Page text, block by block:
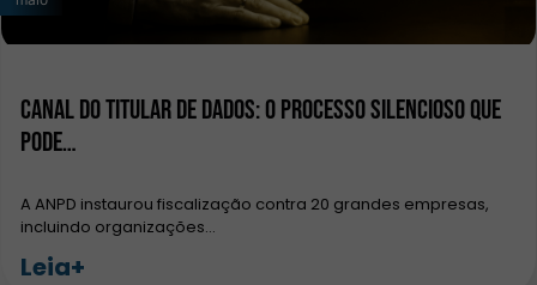
Canal do titular de dados: o processo silencioso que
pode…
A ANPD instaurou fiscalização contra 20 grandes empresas,
incluindo organizações…
Leia+